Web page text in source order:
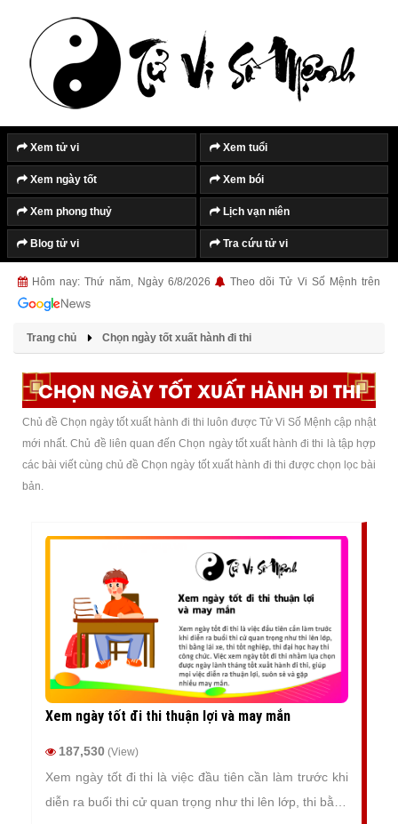
Xem tử vi Xem tuổi
Xem ngày tốt Xem bói
Xem phong thuỷ Lịch vạn niên
Blog tử vi Tra cứu tử vi
Hôm nay: Thứ năm, Ngày 6/8/2026 Theo dõi Tử Vi Số Mệnh trên
Trang chủ Chọn ngày tốt xuất hành đi thi
CHỌN NGÀY TỐT XUẤT HÀNH ĐI THI
Chủ đề Chọn ngày tốt xuất hành đi thi luôn được Tử Vi Số Mệnh cập nhật
mới nhất. Chủ đề liên quan đến Chọn ngày tốt xuất hành đi thi là tập hợp
các bài viết cùng chủ đề Chọn ngày tốt xuất hành đi thi được chọn lọc bài
bản.
Xem ngày tốt đi thi thuận lợi và may mắn
187,530 (View)
Xem ngày tốt đi thi là việc đầu tiên cần làm trước khi
diễn ra buổi thi cử quan trọng như thi lên lớp, thi bằng